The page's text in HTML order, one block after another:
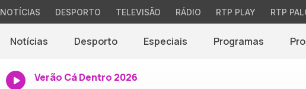
NOTÍCIAS DESPORTO TELEVISÃO RÁDIO RTP PLAY RTP
Notícias Desporto Especiais Programas
Verão Cá Dentro 2026